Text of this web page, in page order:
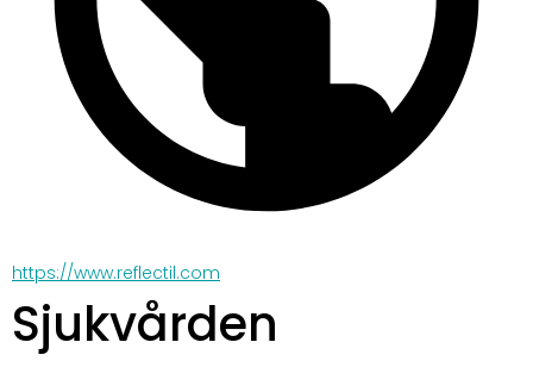
https://www.reflectil.com
Sjukvården